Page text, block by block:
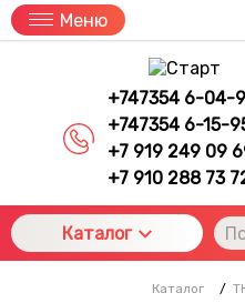
Меню
+747354 6-04-
+747354 6-15-
+7 919 249 09
+7 910 288 73
Каталог
Каталог /